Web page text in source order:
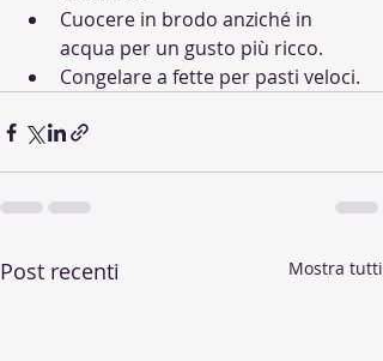
Cuocere in brodo anziché in
acqua per un gusto più ricco.
Congelare a fette per pasti veloci.
Post recenti Mostra tutti